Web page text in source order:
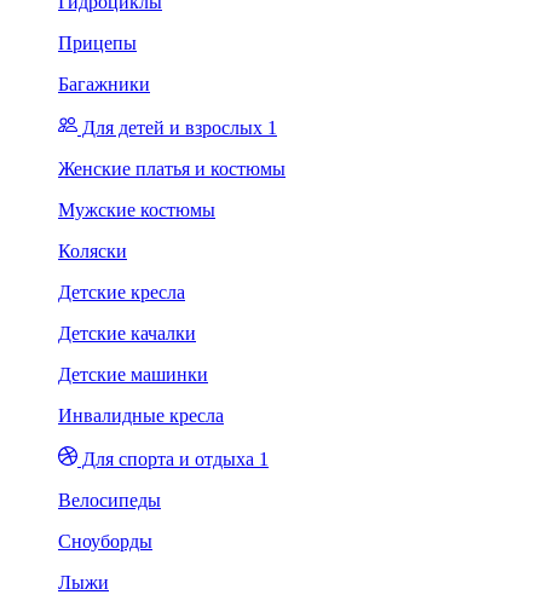
Прицепы
Багажники
Для детей и взрослых 1
Женские платья и костюмы
Мужские костюмы
Коляски
Детские кресла
Детские качалки
Детские машинки
Инвалидные кресла
Для спорта и отдыха 1
Велосипеды
Сноуборды
Лыжи